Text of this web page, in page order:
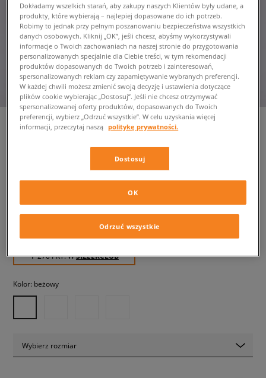
269,99 zł z VAT
(Cena początkowa)
✛ 270 PKT. WSIZEERCLUB
Kolor: beżowy
Wybierz rozmiar
Dokładamy wszelkich starań, aby zakupy naszych Klientów były udane, a
produkty, które wybierają – najlepiej dopasowane do ich potrzeb.
Robimy to jednak przy pełnym poszanowaniu bezpieczeństwa wszystkich
danych osobowych. Kliknij „OK”, jeśli chcesz, abyśmy wykorzystywali
informacje o Twoich zachowaniach na naszej stronie do przygotowania
personalizowanych specjalnie dla Ciebie treści, w tym rekomendacji
produktów dopasowanych do Twoich potrzeb i zainteresowań,
spersonalizowanych reklam czy zapamiętywanie wybranych preferencji.
W każdej chwili możesz zmienić swoją decyzję i ustawienia dotyczące
plików cookie wybierając „Dostosuj”. Jeśli nie chcesz otrzymywać
spersonalizowanej oferty produktów, dopasowanych do Twoich
preferencji, wybierz „Odrzuć wszystkie”. W celu uzyskania więcej
informacji, przeczytaj naszą politykę prywatności.
Dostosuj
Odrzuć wszystkie
OK